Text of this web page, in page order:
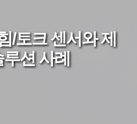
/토크 센서와 제
션 사례